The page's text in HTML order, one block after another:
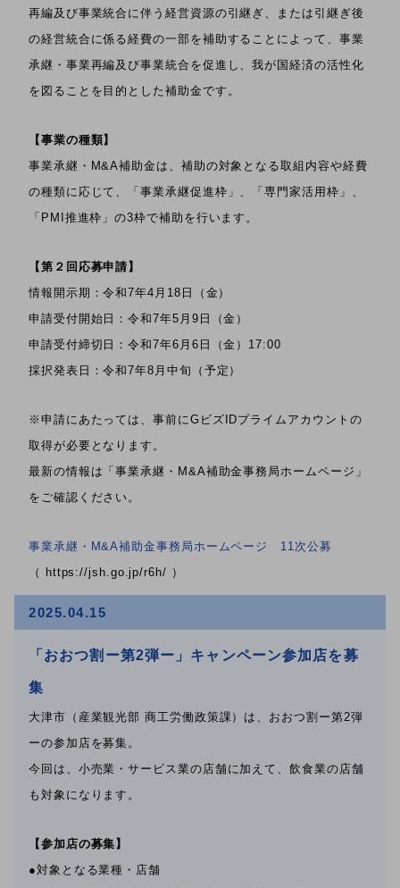
再編及び事業統合に伴う経営資源の引継ぎ、または引継ぎ後
の経営統合に係る経費の一部を補助することによって、事業
承継・事業再編及び事業統合を促進し、我が国経済の活性化
を図ることを目的とした補助金です。
【事業の種類】
事業承継・M&A補助金は、補助の対象となる取組内容や経費
の種類に応じて、「事業承継促進枠」、「専門家活用枠」、
「PMI推進枠」の3枠で補助を行います。
【第２回応募申請】
情報開示期：令和7年4月18日（金）
申請受付開始日：令和7年5月9日（金）
申請受付締切日：令和7年6月6日（金）17:00
採択発表日：令和7年8月中旬（予定）
※申請にあたっては、事前にGビズIDプライムアカウントの
取得が必要となります。
最新の情報は「事業承継・M&A補助金事務局ホームページ」
をご確認ください。
事業承継・M&A補助金事務局ホームページ 11次公募
（ https://jsh.go.jp/r6h/ ）
2025.04.15
「おおつ割ー第2弾ー」キャンペーン参加店を募
集
大津市（産業観光部 商工労働政策課）は、おおつ割ー第2弾
ーの参加店を募集。
今回は、小売業・サービス業の店舗に加えて、飲食業の店舗
も対象になります。
【参加店の募集】
●対象となる業種・店舗